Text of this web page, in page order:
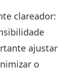
clareador:
ajustar
o